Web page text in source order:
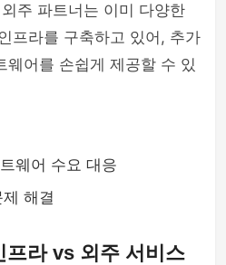
주 파트너는 이미 다양한
프라를 구축하고 있어, 추가
웨어를 손쉽게 제공할 수 있
웨어 수요 대응
해결
프라 vs 외주 서비스